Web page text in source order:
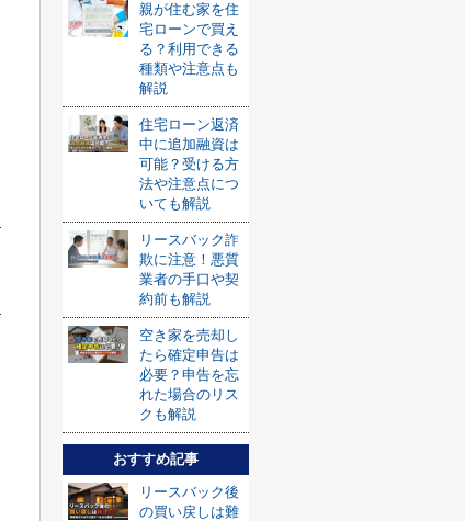
親が住む家を住
宅ローンで買え
る？利用できる
種類や注意点も
解説
住宅ローン返済
中に追加融資は
可能？受ける方
法や注意点につ
いても解説
リースバック詐
欺に注意！悪質
業者の手口や契
約前も解説
空き家を売却し
たら確定申告は
必要？申告を忘
れた場合のリス
クも解説
おすすめ記事
リースバック後
の買い戻しは難